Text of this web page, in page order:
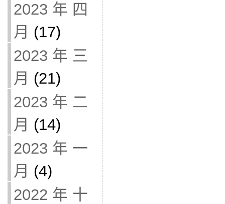
2023 年 四
月 (17)
2023 年 三
月 (21)
2023 年 二
月 (14)
2023 年 一
月 (4)
2022 年 十